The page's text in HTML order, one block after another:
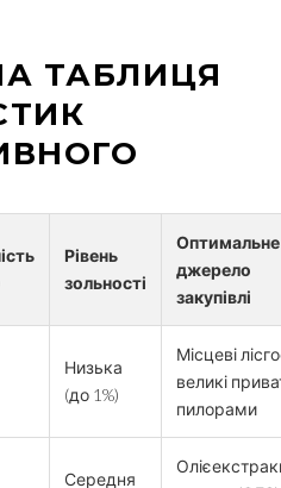
ТАБЛИЦЯ
Рівень
зольності
Оптимальне
джерело
закупівлі
Низька
(до 1%)
Місцеві
великі
пилорами
Середня